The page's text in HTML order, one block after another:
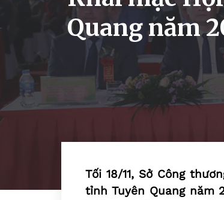
Quang năm
Tối 18/11, Sở Công
tỉnh Tuyên Quang năm